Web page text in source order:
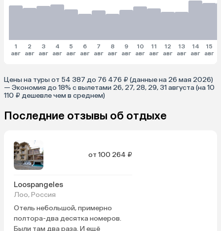
1
авг
2
авг
3
авг
4
авг
5
авг
6
авг
7
авг
8
авг
9
авг
10
авг
11
авг
12
авг
13
авг
14
авг
15
авг
Цены на туры от 54 387 до 76 476 ₽ (данные на 26 мая 2026)
— Экономия до 18% с вылетами 26, 27, 28, 29, 31 августа (на 10
110 ₽ дешевле чем в среднем)
Последние отзывы об отдыхе
от 100 264 ₽
Loospangeles
Лоо, Россия
Отель небольшой, примерно
полтора-два десятка номеров.
Были там два раза. И ещё